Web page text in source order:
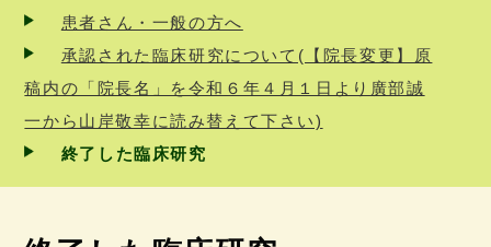
患者さん・一般の方へ
承認された臨床研究について(【院長変更】原
稿内の「院長名」を令和６年４月１日より廣部誠
一から山岸敬幸に読み替えて下さい)
終了した臨床研究